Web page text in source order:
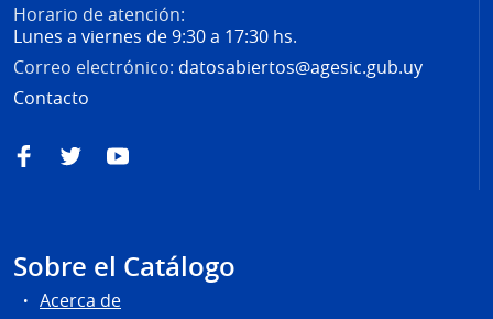
Horario de atención:
Lunes a viernes de 9:30 a 17:30 hs.
Correo electrónico: datosabiertos@agesic.gub.uy
Contacto
FacebookTwitterYouTube
Sobre el Catálogo
Acerca de